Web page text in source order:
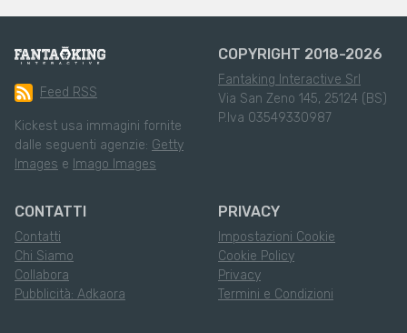
Feed RSS
Kickest usa immagini fornite
dalle seguenti agenzie: Getty
Images e Imago Images
COPYRIGHT 2018-2026
Fantaking Interactive Srl
Via San Zeno 145, 25124 (BS)
P.Iva 03549330987
CONTATTI
Contatti
Chi Siamo
Collabora
Pubblicità: Adkaora
PRIVACY
Impostazioni Cookie
Cookie Policy
Privacy
Termini e Condizioni